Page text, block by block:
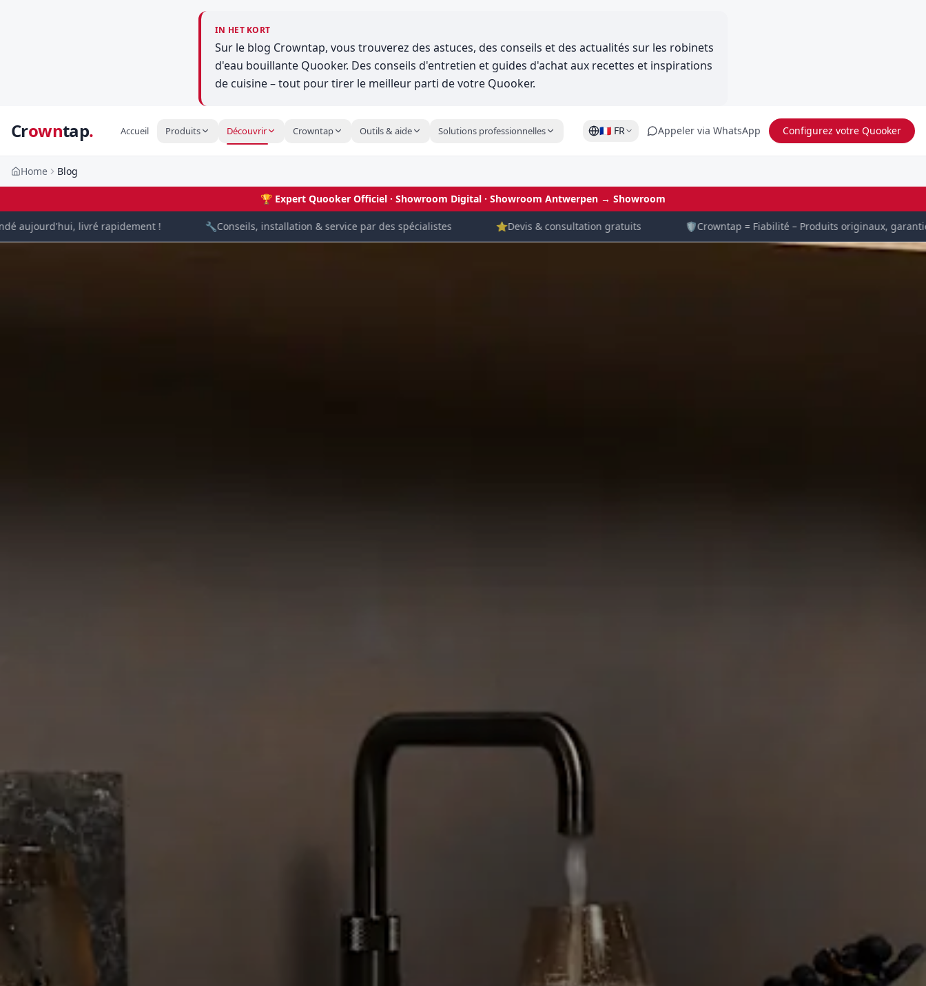
IN HET KORT
Sur le blog Crowntap, vous trouverez des astuces, des conseils et des actualités sur les robinets
d'eau bouillante Quooker. Des conseils d'entretien et guides d'achat aux recettes et inspirations
de cuisine – tout pour tirer le meilleur parti de votre Quooker.
Crowntap. Accueil Produits Découvrir Crowntap Outils & aide Solutions professionnelles 🇫🇷 FR Appeler via WhatsApp Configurez votre Quooker
Home Blog
🏆 Expert Quooker Officiel · Showroom Digital · Showroom Antwerpen → Showroom
livré rapidement ! Conseils, installation & service par des spécialistes Devis & consultation gratuits Crowntap = Fiabilité – Produits originaux, garantie